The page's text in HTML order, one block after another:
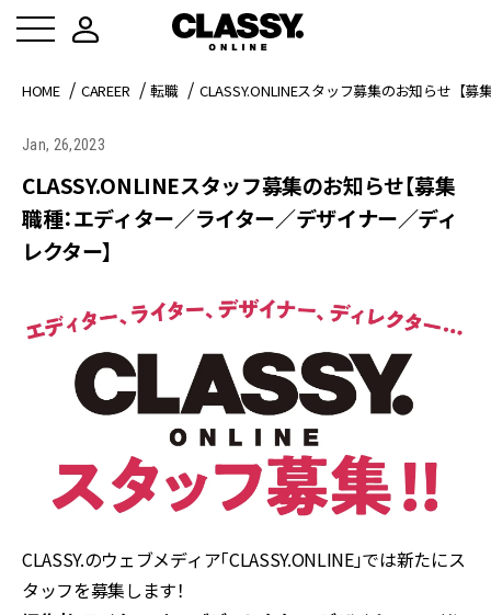
HOME CAREER 転職 CLASSY.ONLINEスタッフ募集のお知らせ【
Jan, 26,2023
CLASSY.ONLINEスタッフ募集のお知らせ【募集
職種：エディター／ライター／デザイナー／ディ
レクター】
CLASSY.のウェブメディア「CLASSY.ONLINE」では新たにス
タッフを募集します！